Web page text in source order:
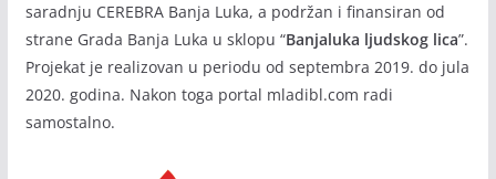
saradnju CEREBRA Banja Luka, a podržan i finansiran od
strane Grada Banja Luka u sklopu “Banjaluka ljudskog lica”.
Projekat je realizovan u periodu od septembra 2019. do jula
2020. godina. Nakon toga portal mladibl.com radi
samostalno.